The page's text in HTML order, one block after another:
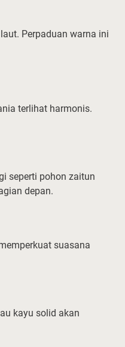
Perpaduan warna ini
terlihat harmonis.
seperti pohon zaitun
depan.
suasana
kayu solid akan